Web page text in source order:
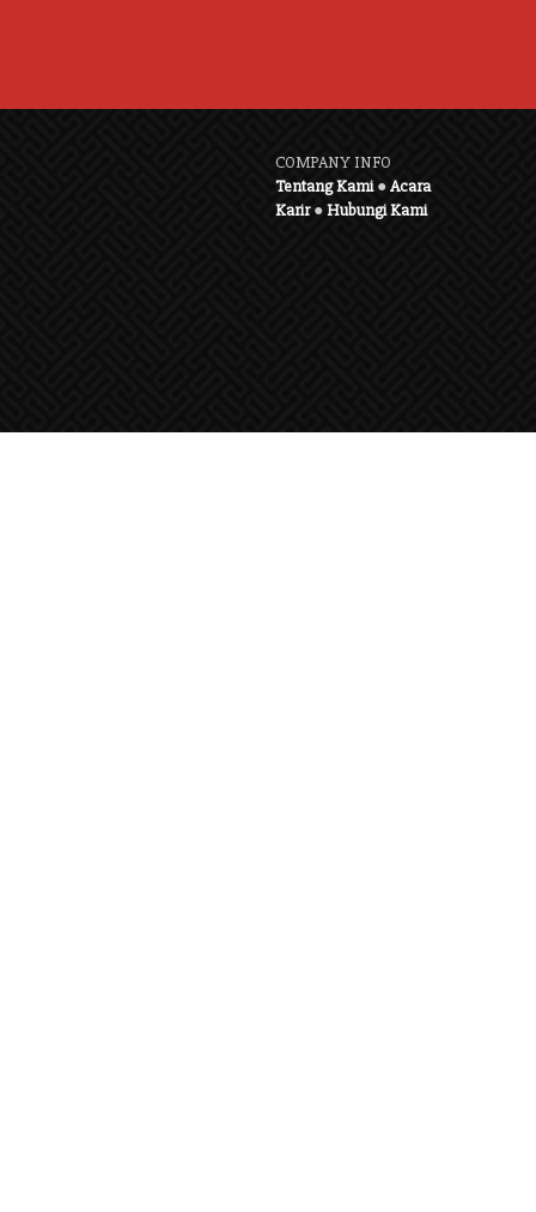
COMPANY INFO
Tentang Kami●Acara
Karir●Hubungi Kami